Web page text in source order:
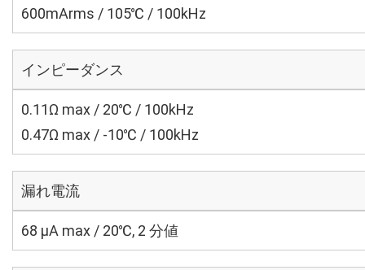
600mArms / 105℃ / 100kHz
インピーダンス
0.11Ω max / 20℃ / 100kHz
0.47Ω max / -10℃ / 100kHz
漏れ電流
68 μA max / 20℃, 2 分値